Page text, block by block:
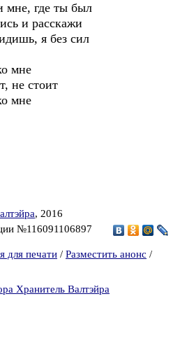
мне, где ты был
и расскажи
я без сил
мне
не стоит
мне
, 2016
№116091106897
для печати / Разместить анонс /
Хранитель Валтэйра